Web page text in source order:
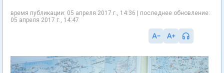
время публикации: 05 апреля 2017 г., 14:36 | последнее обновление:
05 апреля 2017 г., 14:47